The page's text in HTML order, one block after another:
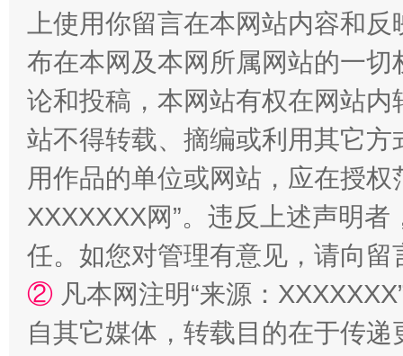
上使用你留言在本网站内容和
布在本网及本网所属网站的一
论和投稿，本网站有权在网站
站不得转载、摘编或利用其它
用作品的单位或网站，应在授
XXXXXXX网”。违反上述声明
任。如您对管理有意见，请向
② 凡本网注明“来源：
自其它媒体，转载目的在于传